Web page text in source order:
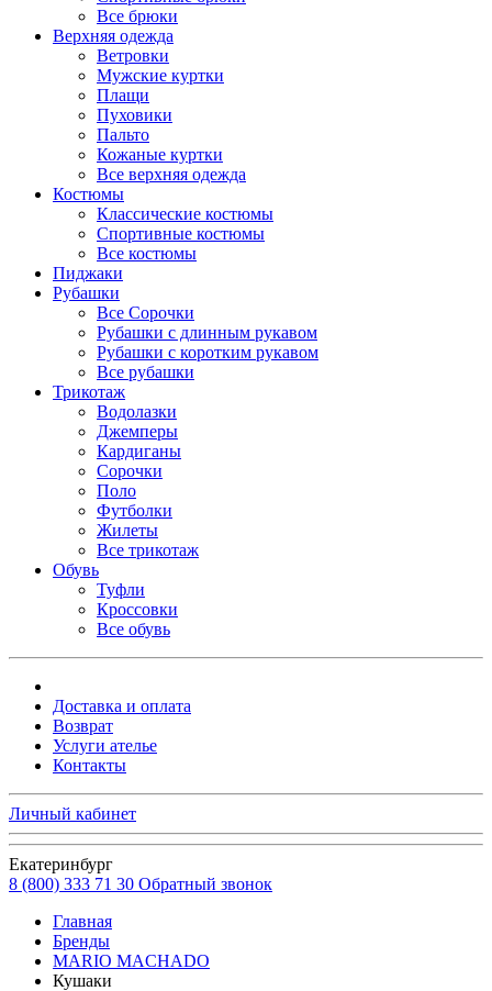
Все брюки
Верхняя одежда
Ветровки
Мужские куртки
Плащи
Пуховики
Пальто
Кожаные куртки
Все верхняя одежда
Костюмы
Классические костюмы
Спортивные костюмы
Все костюмы
Пиджаки
Рубашки
Все Сорочки
Рубашки с длинным рукавом
Рубашки с коротким рукавом
Все рубашки
Трикотаж
Водолазки
Джемперы
Кардиганы
Сорочки
Поло
Футболки
Жилеты
Все трикотаж
Обувь
Туфли
Кроссовки
Все обувь
Доставка и оплата
Возврат
Услуги ателье
Контакты
Личный кабинет
Екатеринбург
8 (800) 333 71 30 Обратный звонок
Главная
Бренды
MARIO MACHADO
Кушаки